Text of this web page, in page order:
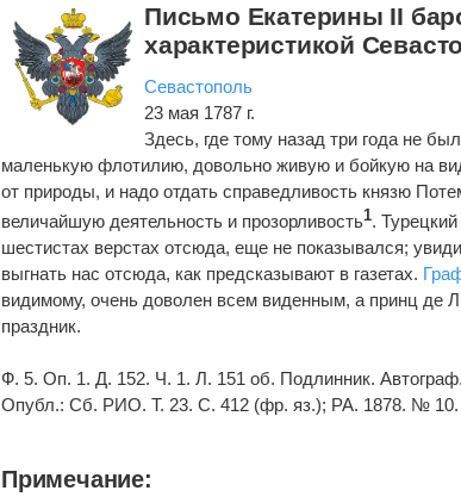
Письмо Екатерины II
характеристикой
Севастополь
23 мая 1787 г.
Здесь, где тому назад три года не
маленькую флотилию, довольно живую и бойкую на
от природы, и надо отдать справедливость князю
величайшую деятельность и прозорливость1.
шестистах верстах отсюда, еще не показывался;
выгнать нас отсюда, как предсказывают в газетах.
видимому, очень доволен всем виденным, а принц де
праздник.
Ф. 5. Оп. 1. Д. 152. Ч. 1. Л. 151 об. Подлинник.
Опубл.: Сб. РИО. Т. 23. С. 412 (фр. яз.); РА. 1878. № 10.
Примечание: